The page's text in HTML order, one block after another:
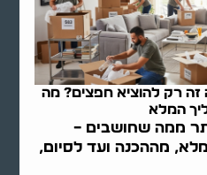
רק להוציא חפצים? מה
המלא
ממה שחושבים –
מההכנה ועד לסיום,